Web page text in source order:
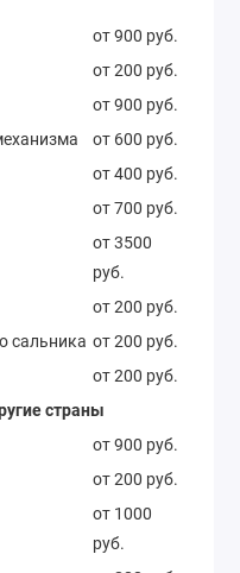
от 900 руб.
от 200 руб.
от 900 руб.
от 600 руб.
от 400 руб.
от 700 руб.
от 3500
руб.
от 200 руб.
сальника от 200 руб.
от 200 руб.
страны
от 900 руб.
от 200 руб.
от 1000
руб.